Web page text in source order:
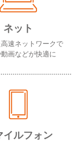
ネット
速ネットワークで
画などが快適に
イルフォン